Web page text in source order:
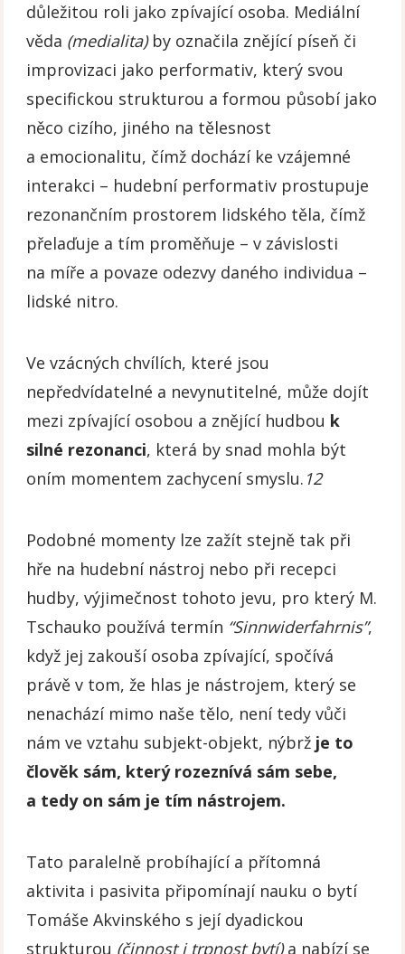
důležitou roli jako zpívající osoba. Mediální
věda (medialita)by označila znějící píseň či
improvizaci jako performativ, který svou
specifickou strukturou a formou působí jako
něco cizího, jiného na tělesnost
a emocionalitu, čímž dochází ke vzájemné
interakci – hudební performativ prostupuje
rezonančním prostorem lidského těla, čímž
přelaďuje a tím proměňuje – v závislosti
na míře a povaze odezvy daného individua –
lidské nitro.
Ve vzácných chvílích, které jsou
nepředvídatelné a nevynutitelné, může dojít
mezi zpívající osobou a znějící hudbou k
silné rezonanci, která by snad mohla být
oním momentem zachycení smyslu. 12
Podobné momenty lze zažít stejně tak při
hře na hudební nástroj nebo při recepci
hudby, výjimečnost tohoto jevu, pro který M.
Tschauko používá termín “Sinnwiderfahrnis”,
když jej zakouší osoba zpívající, spočívá
právě v tom, že hlas je nástrojem, který se
nenachází mimo naše tělo, není tedy vůči
nám ve vztahu subjekt-objekt, nýbrž je to
člověk sám, který rozeznívá sám sebe,
a tedy on sám je tím nástrojem.
Tato paralelně probíhající a přítomná
aktivita i pasivita připomínají nauku o bytí
Tomáše Akvinského s její dyadickou
strukturou (činnost i trpnost bytí)a nabízí se